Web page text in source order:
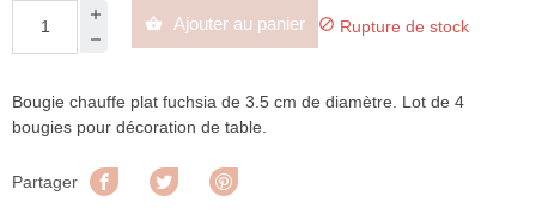
 Ajouter au panier  Rupture de stock
Bougie chauffe plat fuchsia de 3.5 cm de diamètre. Lot de 4
bougies pour décoration de table.
Partager Partager Tweet